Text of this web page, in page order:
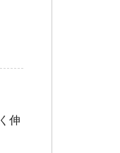
伸